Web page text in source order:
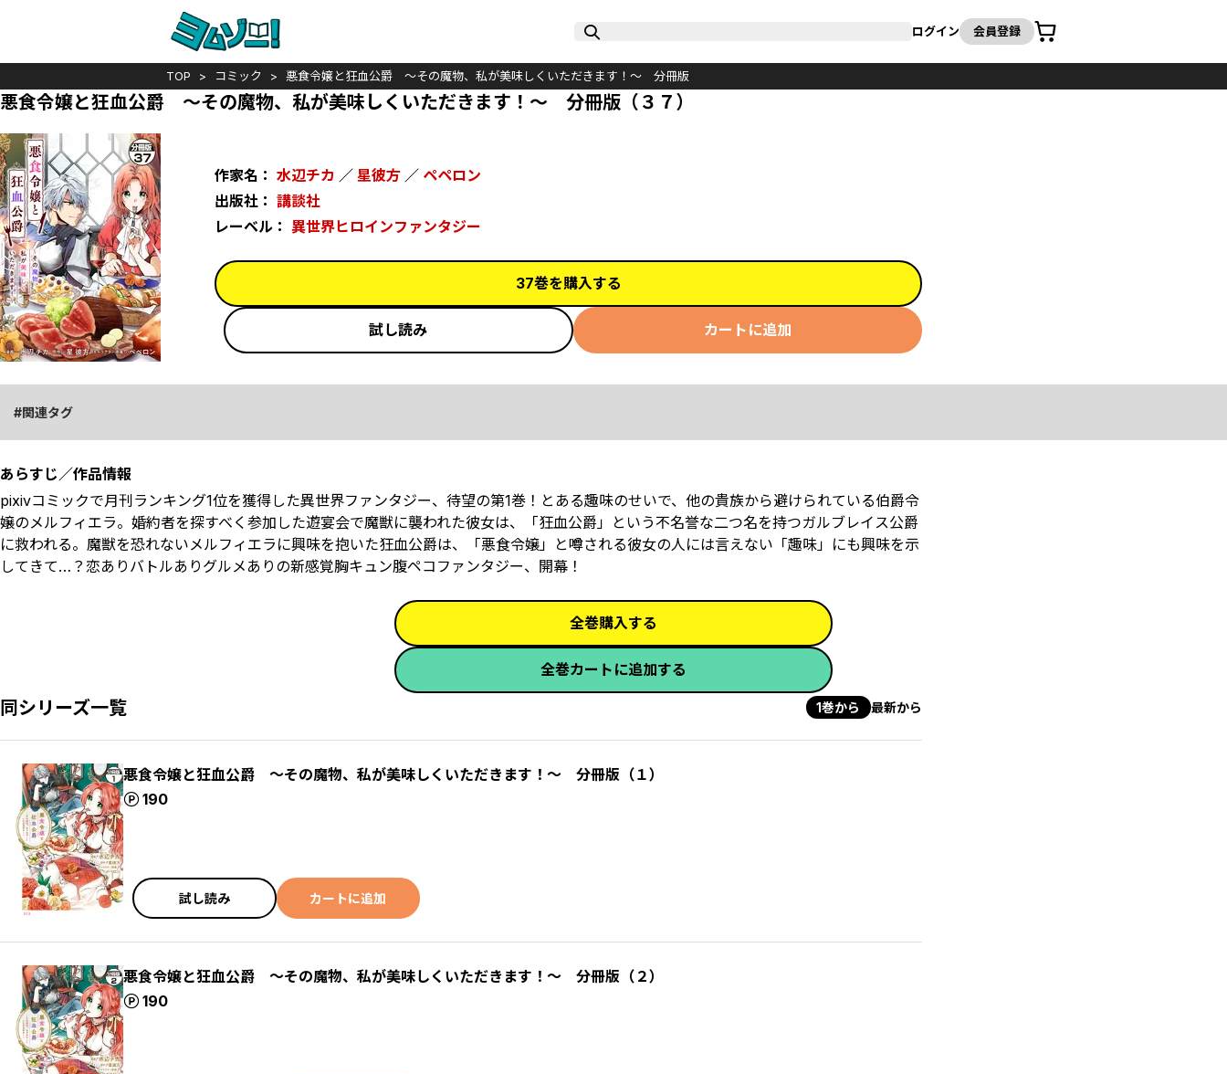
ログイン 会員登録
カート
TOP コミック 悪食令嬢と狂血公爵 ～その魔物、私が美味しくいただきます！～ 分冊版
悪食令嬢と狂血公爵 ～その魔物、私が美味しくいただきます！～ 分冊版（３７）
作家名： 水辺チカ ／ 星彼方 ／ ペペロン
出版社： 講談社
レーベル： 異世界ヒロインファンタジー
37巻を購入する
試し読み カートに追加
関連タグ
あらすじ／作品情報
pixivコミックで月刊ランキング1位を獲得した異世界ファンタジー、待望の第1巻！とある趣味のせいで、他の貴族から避けられている伯爵令
嬢のメルフィエラ。婚約者を探すべく参加した遊宴会で魔獣に襲われた彼女は、「狂血公爵」という不名誉な二つ名を持つガルブレイス公爵
に救われる。魔獣を恐れないメルフィエラに興味を抱いた狂血公爵は、「悪食令嬢」と噂される彼女の人には言えない「趣味」にも興味を示
してきて…？恋ありバトルありグルメありの新感覚胸キュン腹ペコファンタジー、開幕！
全巻購入する
全巻カートに追加する
同シリーズ一覧 1巻から 最新から
悪食令嬢と狂血公爵 ～その魔物、私が美味しくいただきます！～ 分冊版（１）
190
ポイント
試し読み カートに追加
悪食令嬢と狂血公爵 ～その魔物、私が美味しくいただきます！～ 分冊版（２）
190
ポイント